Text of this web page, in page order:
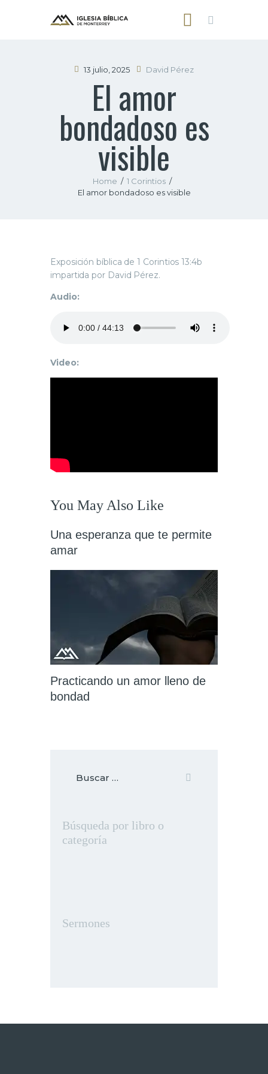
13 julio, 2025 David Pérez
El amor
bondadoso es
visible
Home
1 Corintios
El amor bondadoso es visible
NOSOTROS
SERMONES
CONTACTO
Exposición bíblica de 1 Corintios 13:4b
impartida por David Pérez.
Audio:
Video:
You May Also Like
Una esperanza que te permite
amar
Practicando un amor lleno de
bondad
Búsqueda por libro o
categoría
Sermones